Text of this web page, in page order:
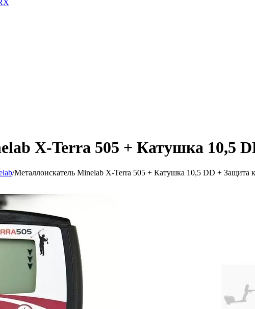
X-Terra 505 + Катушка 10,5
/Металлоискатель Minelab X-Terra 505 + Катушка 10,5 DD + Защита